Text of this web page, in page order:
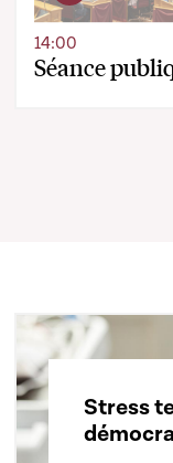
Séance
14:00
Stress